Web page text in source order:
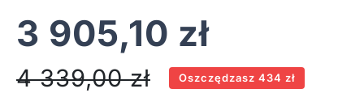
3 905,10 zł
4 339,00zł Oszczędzasz 434 zł